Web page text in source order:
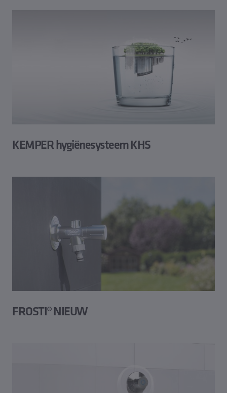
KEMPER hygiënesysteem KHS
FROSTI® NIEUW